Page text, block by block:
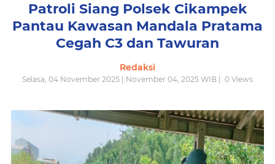
Patroli Siang Polsek Cikampek
Pantau Kawasan Mandala Pratama
Cegah C3 dan Tawuran
Redaksi
Selasa, 04 November 2025 | November 04, 2025 WIB | 0 Views